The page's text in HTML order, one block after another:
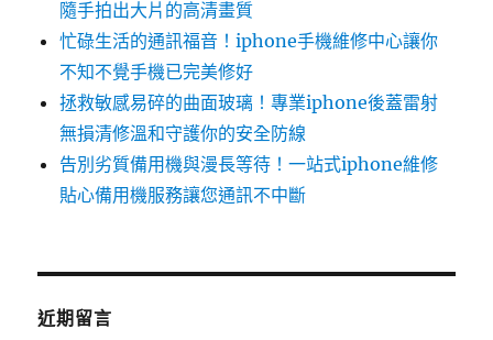
隨手拍出大片的高清畫質
忙碌生活的通訊福音！iphone手機維修中心讓你
不知不覺手機已完美修好
拯救敏感易碎的曲面玻璃！專業iphone後蓋雷射
無損清修溫和守護你的安全防線
告別劣質備用機與漫長等待！一站式iphone維修
貼心備用機服務讓您通訊不中斷
近期留言